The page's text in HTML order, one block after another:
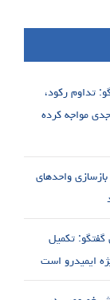
تداوم رکود،
مواجه کرده
واحدهای
تکمیل
ایمیدرو است